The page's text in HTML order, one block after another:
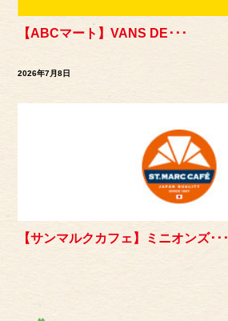
【ABCマート】VANS DE･･･
2026年7月8日
【サンマルクカフェ】ミニオンズ･･･